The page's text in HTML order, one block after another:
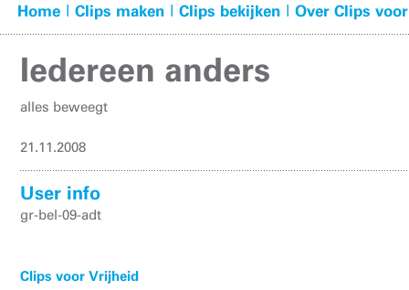
Home | Clips maken | Clips bekijken | Over Clips
Iedereen anders
alles beweegt
21.11.2008
User info
gr-bel-09-adt
Clips voor Vrijheid